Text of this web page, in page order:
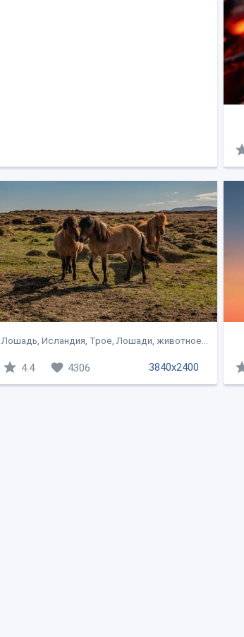
Лошадь, Исландия, Трое, Лошади, животное...
3840x2400
4.4 4306